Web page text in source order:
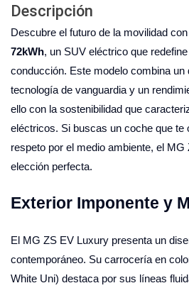
Descripción
Descubre el futuro de la movilidad
72kWh, un SUV eléctrico que
conducción. Este modelo combina un
tecnología de vanguardia y un
ello con la sostenibilidad que
eléctricos. Si buscas un coche que te
respeto por el medio ambiente, el
elección perfecta.
Exterior Imponente y
El MG ZS EV Luxury presenta un
contemporáneo. Su carrocería en
White Uni) destaca por sus líneas